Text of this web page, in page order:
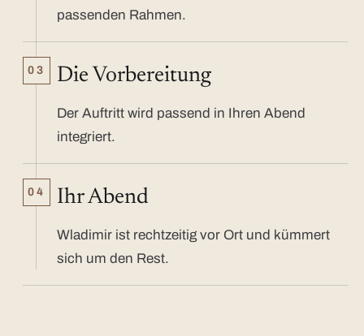
passenden Rahmen.
03 Die Vorbereitung
Der Auftritt wird passend in Ihren Abend
integriert.
04 Ihr Abend
Wladimir ist rechtzeitig vor Ort und kümmert
sich um den Rest.